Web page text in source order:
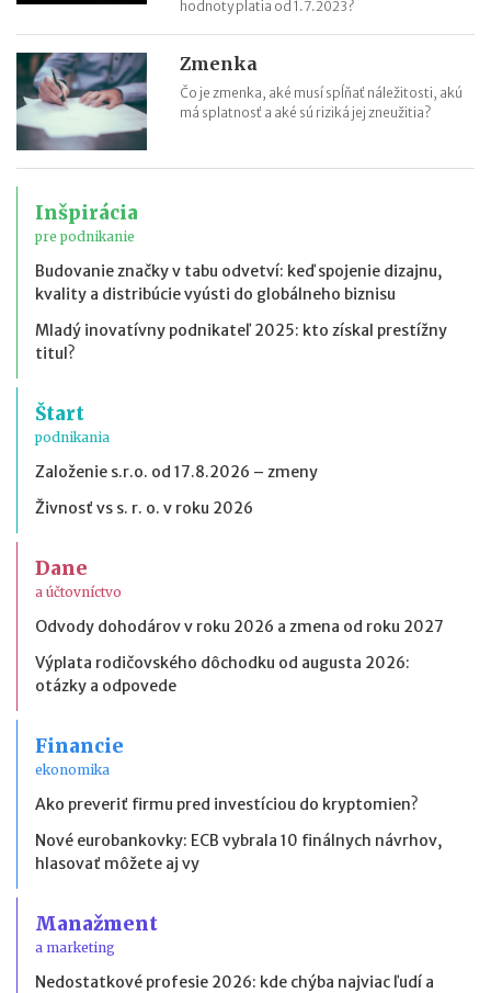
hodnoty platia od 1.7.2023?
Zmenka
Čo je zmenka, aké musí spĺňať náležitosti, akú
má splatnosť a aké sú riziká jej zneužitia?
Inšpirácia
pre podnikanie
Budovanie značky v tabu odvetví: keď spojenie dizajnu,
kvality a distribúcie vyústi do globálneho biznisu
Mladý inovatívny podnikateľ 2025: kto získal prestížny
titul?
Štart
podnikania
Založenie s.r.o. od 17.8.2026 – zmeny
Živnosť vs s. r. o. v roku 2026
Dane
a účtovníctvo
Odvody dohodárov v roku 2026 a zmena od roku 2027
Výplata rodičovského dôchodku od augusta 2026:
otázky a odpovede
Financie
ekonomika
Ako preveriť firmu pred investíciou do kryptomien?
Nové eurobankovky: ECB vybrala 10 finálnych návrhov,
hlasovať môžete aj vy
Manažment
a marketing
Nedostatkové profesie 2026: kde chýba najviac ľudí a